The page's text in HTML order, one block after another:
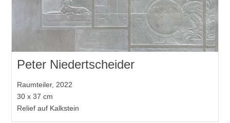
Peter Niedertscheider
Raumteiler, 2022
30 x 37 cm
Relief auf Kalkstein